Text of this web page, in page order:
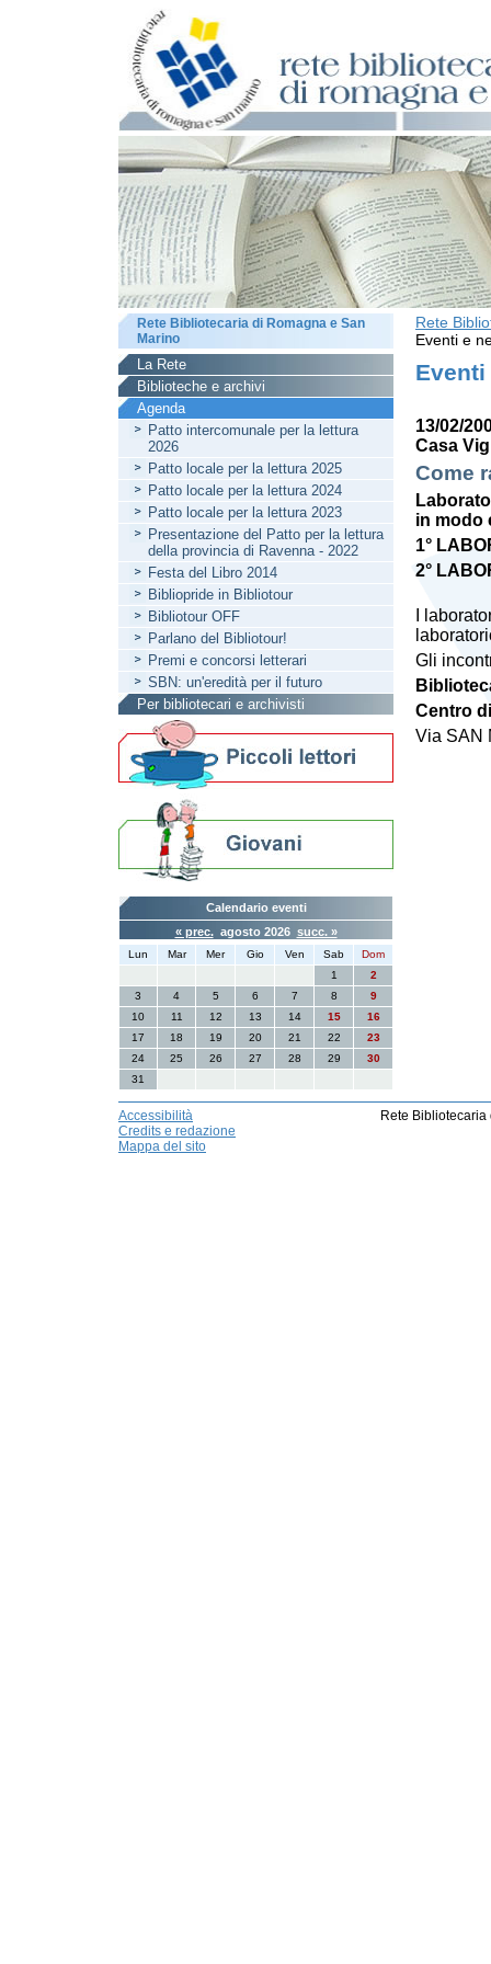
Rete
Eventi e
Eventi
13/02/
Casa
Come
in modo
1°
2°
I
Gli
Centro
Via SAN
Rete Bibliotecaria di Romagna e San
Marino
La Rete
Biblioteche e archivi
Agenda
Patto intercomunale per la lettura
2026
Patto locale per la lettura 2025
Patto locale per la lettura 2024
Patto locale per la lettura 2023
Presentazione del Patto per la lettura
della provincia di Ravenna - 2022
Festa del Libro 2014
Bibliopride in Bibliotour
Bibliotour OFF
Parlano del Bibliotour!
Premi e concorsi letterari
SBN: un'eredità per il futuro
Per bibliotecari e archivisti
Calendario eventi
« prec.agosto 2026 succ. »
Lun Mar Mer Gio Ven Sab
Dom
1
2
3
4 5 6 7 8
9
10
11 12 13 14 15
16
17
18 19 20 21 22
23
24
25 26 27 28 29
30
31
Accessibilità
Credits e redazione
Mappa del sito
Rete